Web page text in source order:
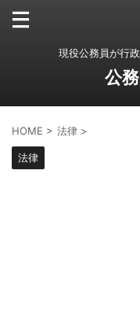
現役公務員が行
公
HOME > 法律 >
法律